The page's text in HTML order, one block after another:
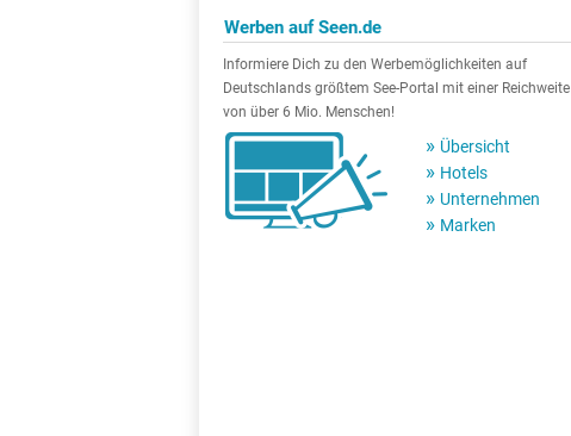
Werben auf Seen.de
Informiere Dich zu den Werbemöglichkeiten auf
Deutschlands größtem See-Portal mit einer Reichweite
von über 6 Mio. Menschen!
Übersicht
Hotels
Unternehmen
Marken